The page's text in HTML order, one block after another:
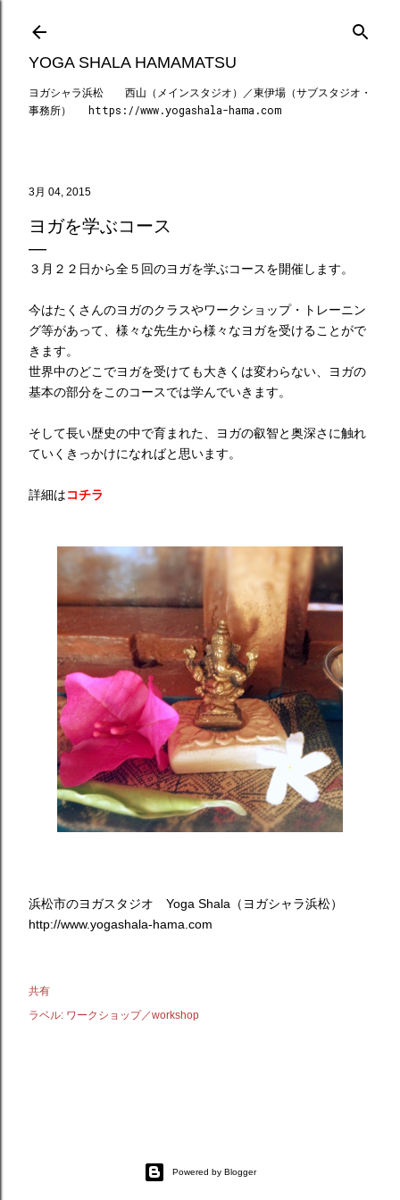
スキップしてメイン コンテンツに移動
YOGA SHALA HAMAMATSU
ヨガシャラ浜松 西山（メインスタジオ）／東伊場（サブスタジオ・
事務所） https://www.yogashala-hama.com
3月 04, 2015
ヨガを学ぶコース
３月２２日から全５回のヨガを学ぶコースを開催します。
今はたくさんのヨガのクラスやワークショップ・トレーニン
グ等があって、様々な先生から様々なヨガを受けることがで
きます。
世界中のどこでヨガを受けても大きくは変わらない、ヨガの
基本の部分をこのコースでは学んでいきます。
そして長い歴史の中で育まれた、ヨガの叡智と奥深さに触れ
ていくきっかけになればと思います。
詳細はコチラ
浜松市のヨガスタジオ Yoga Shala（ヨガシャラ浜松）
http://www.yogashala-hama.com
共有
ラベル: ワークショップ／workshop
Powered by Blogger